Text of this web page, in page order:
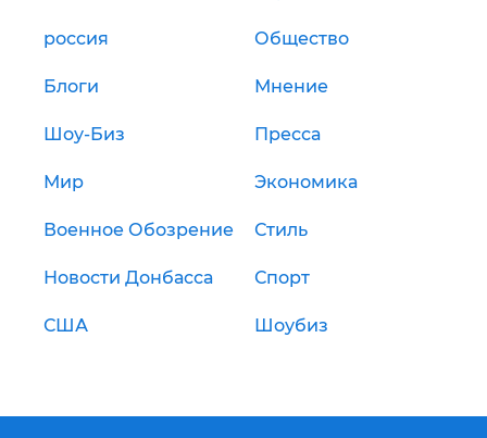
россия Общество
Блоги Мнение
Шоу-Биз Пресса
Мир Экономика
Военное Обозрение Стиль
Новости Донбасса Спорт
США Шоубиз